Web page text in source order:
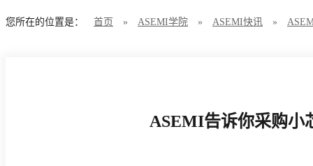
您所在的位置是： 首页 » ASEMI学院 » ASEMI快讯 »
ASEMI告诉你采购小